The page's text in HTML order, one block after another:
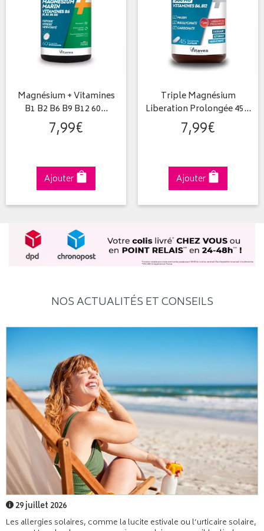
Magnésium + Vitamines
B1 B2 B6 B9 B12 60…
7,99€
Ajouter
Triple Magnésium
Liberation Prolongée 45…
7,99€
Ajouter
NOS ACTUALITÉS ET CONSEILS
29 juillet 2026
Les allergies solaires, comme la lucite estivale ou l’urticaire solaire,